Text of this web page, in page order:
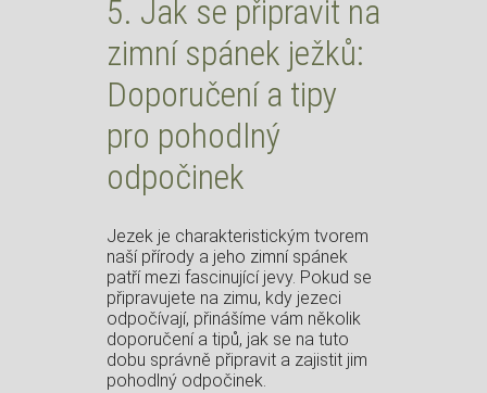
5. Jak se připravit na
zimní spánek ježků:
Doporučení a tipy
pro pohodlný
odpočinek
Jezek je charakteristickým tvorem
naší přírody a jeho zimní spánek
patří mezi fascinující jevy. Pokud se
připravujete na zimu, kdy jezeci
odpočívají, přinášíme vám několik
doporučení a tipů, jak se na tuto
dobu správně připravit a zajistit jim
pohodlný odpočinek.